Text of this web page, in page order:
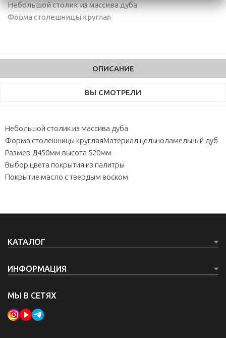
Небольшой столик из массива дуба
Форма столешницы круглая
ОПИСАНИЕ
ВЫ СМОТРЕЛИ
Небольшой столик из массива дуба
Форма столешницы круглаяМатериал цельноламельный дуб
Размер Д450мм высота 520мм
Выбор цвета покрытия из палитры
Покрытие масло с твердым воском
КАТАЛОГ
ИНФОРМАЦИЯ
МЫ В СЕТЯХ